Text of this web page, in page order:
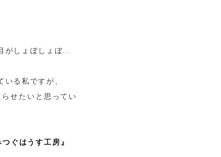
がしょぼしょぼ…
る私ですが、
せたいと思ってい
つぐはうす工房』